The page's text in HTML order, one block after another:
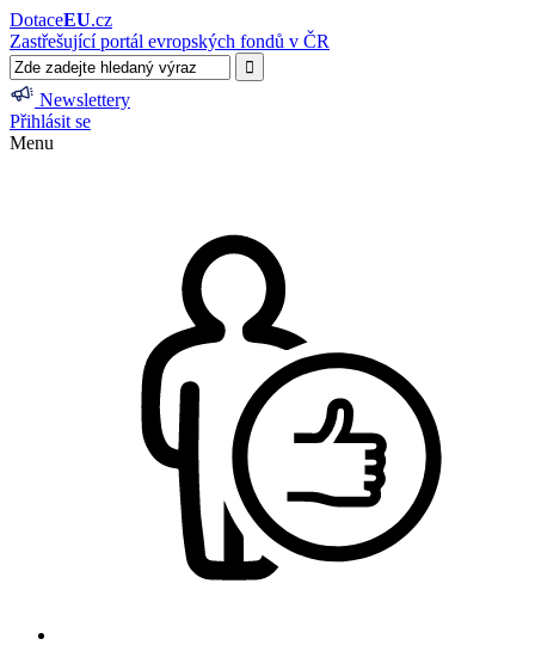
DotaceEU.cz
Zastřešující portál evropských fondů v ČR
Newslettery
Přihlásit se
Menu